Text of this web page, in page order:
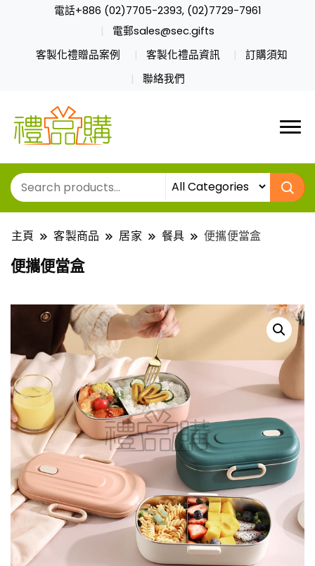
電話+886 (02)7705-2393, (02)7729-7961
電郵sales@sec.gifts
客製化禮贈品案例
客製化禮品資訊
訂購須知
聯絡我們
主頁 客製商品 居家 餐具 便攜便當盒
便攜便當盒